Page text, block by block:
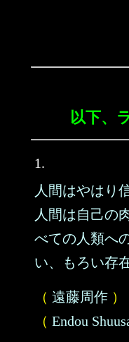
以下、
1.
人間はやはり
人間は自己の
べての人類へ
い、もろい存
（ 遠藤周作 ）
（ Endou